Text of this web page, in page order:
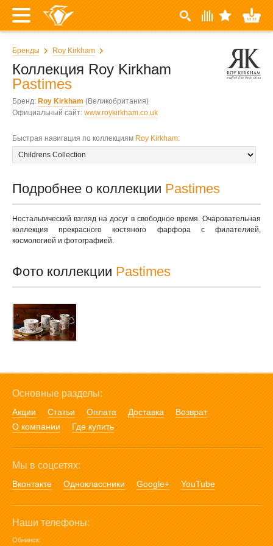
Бренды Roy Kirkham
Коллекция Roy Kirkham
Pastimes
Бренд: Roy Kirkham (Великобритания)
Официальный сайт: www.roykirkham.co.uk
Быстрая навигация по коллекциям Roy Kirkham:
Подробнее о коллекции Pastimes
Ностальгический взгляд на досуг в свободное время. Очаровательная
коллекция прекрасного костяного фарфора с филателией,
космологией и фотографией.
Фото коллекции Pastimes
Основные разделы:
Акции Статьи Оплата Доставка
Возврат
О компании
Где купить
Мы в соцсетях:
Вконтакте Одноклассники Google+ YouTube
Наши телефоны:
Обнинск: